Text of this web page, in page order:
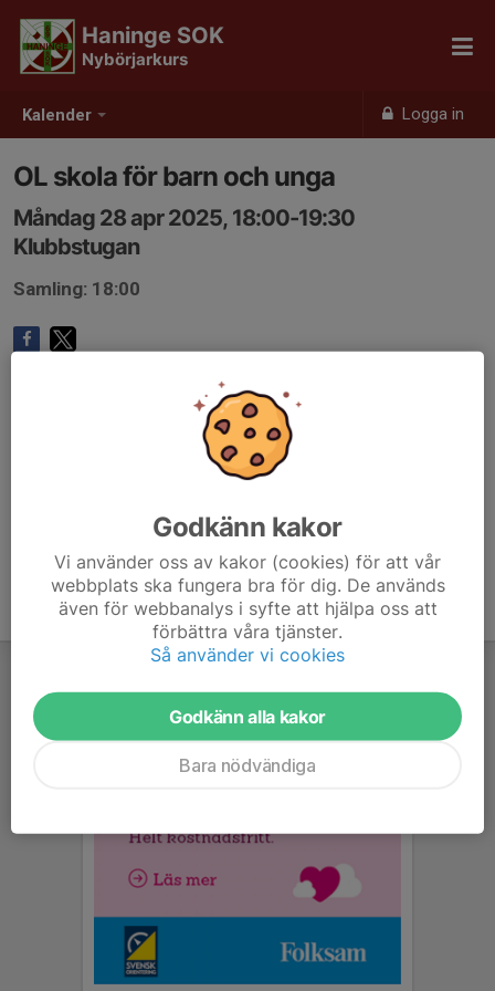
Kalender Logga in
Haninge SOK
Nybörjarkurs
OL skola för barn och unga
Måndag 28 apr 2025, 18:00-19:30
Klubbstugan
Samling: 18:00
Godkänn kakor
Vi använder oss av kakor (cookies) för att vår
webbplats ska fungera bra för dig. De används
även för webbanalys i syfte att hjälpa oss att
förbättra våra tjänster.
Så använder vi cookies
Godkänn alla kakor
Bara nödvändiga